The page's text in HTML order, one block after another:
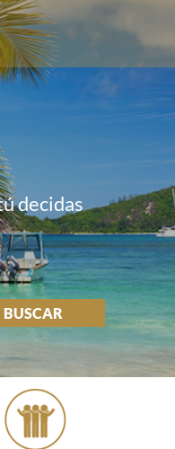
decidas
BUSCAR